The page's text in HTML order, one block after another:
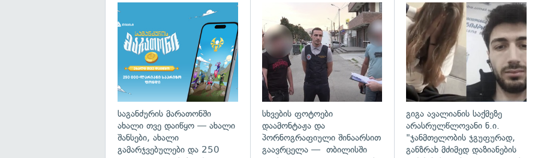
საგანძურის მარათონში
ახალი თვე დაიწყო — ახალი
შანსები, ახალი
გამარჯვებულები და 250
გადახედვა
სხვების ფოტოები
დაამონტაჟა და
პორნოგრაფიული შინაარსით
გაავრცელა — თბილისში
გიგა ავალიანის საქმეზე
არასრულწლოვანი ნ.ი.
"ჯანმთელობის ჯგუფურად,
განზრახ მძიმედ დაზიანების